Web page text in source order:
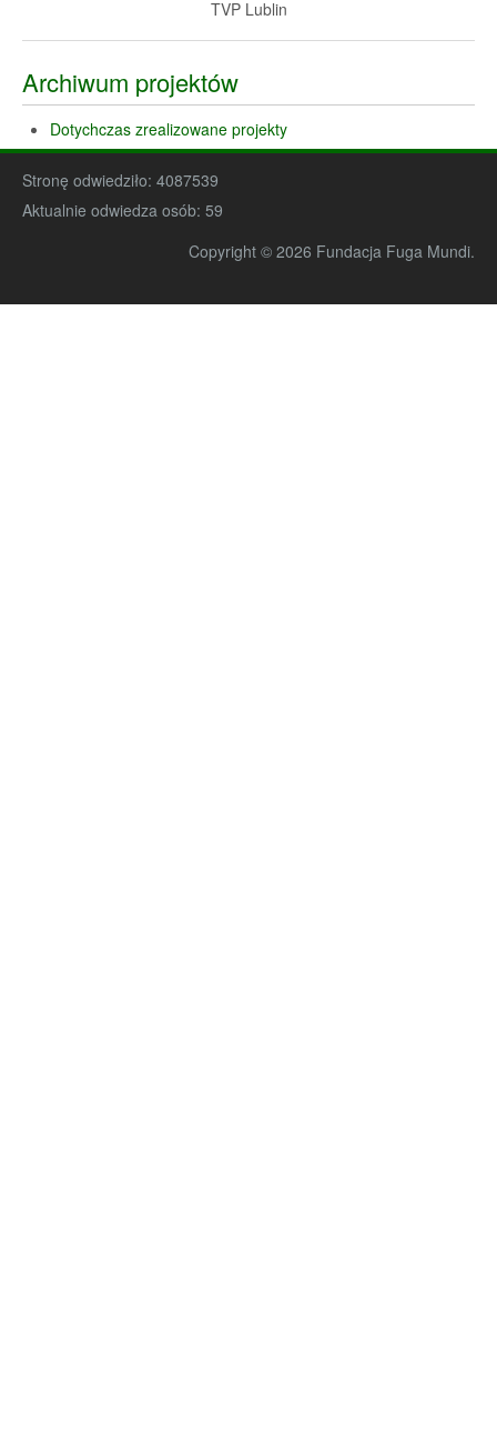
TVP Lublin
Archiwum projektów
Dotychczas zrealizowane projekty
Stronę odwiedziło: 4087539
Aktualnie odwiedza osób: 59
Copyright © 2026 Fundacja Fuga Mundi.